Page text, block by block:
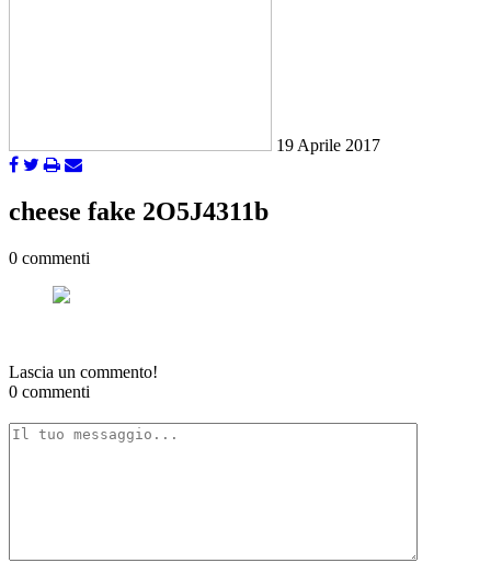
19 Aprile 2017
cheese fake 2O5J4311b
0 commenti
Lascia un commento!
0 commenti